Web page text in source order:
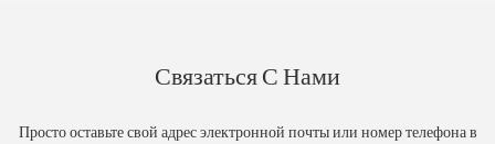
Связаться С Нами
Просто оставьте свой адрес электронной почты или номер телефона в